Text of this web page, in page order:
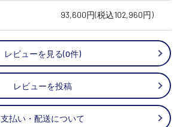
93,600円(税込102,960円)
レビューを見る(0件)
レビューを投稿
支払い・配送について